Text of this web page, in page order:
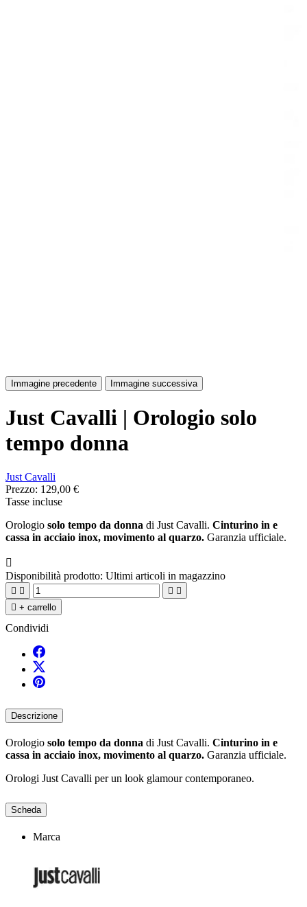
Immagine precedente Immagine successiva
Just Cavalli | Orologio solo
tempo donna
Just Cavalli
Prezzo: 129,00 €
Tasse incluse
Orologio solo tempo da donna di Just Cavalli. Cinturino in e
cassa in acciaio inox, movimento al quarzo. Garanzia ufficiale.

Disponibilità prodotto: Ultimi articoli in magazzino
   
 + carrello
Condividi
Descrizione
Orologio solo tempo da donna di Just Cavalli. Cinturino in e
cassa in acciaio inox, movimento al quarzo. Garanzia ufficiale.
Orologi Just Cavalli per un look glamour contemporaneo.
Scheda
Marca